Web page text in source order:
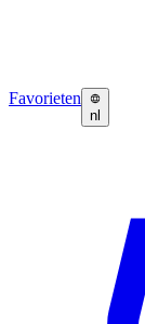
Favorieten
nl